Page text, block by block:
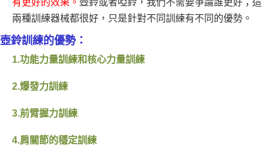
有更好的效果。 壺鈴或者啞鈴，我們不需要爭論誰更好；這
兩種訓練器械都很好，只是針對不同訓練有不同的優勢。
壺鈴訓練的優勢：
1.功能力量訓練和核心力量訓練
2.爆發力訓練
3.前臂握力訓練
4.肩關節的穩定訓練